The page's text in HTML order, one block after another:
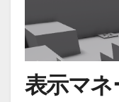
表示マ